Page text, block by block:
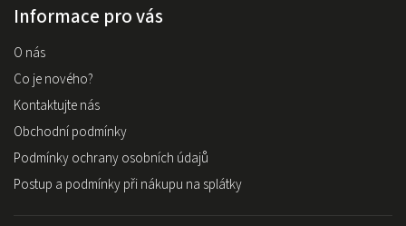
Informace pro vás
O nás
Co je nového?
Kontaktujte nás
Obchodní podmínky
Podmínky ochrany osobních údajů
Postup a podmínky při nákupu na splátky